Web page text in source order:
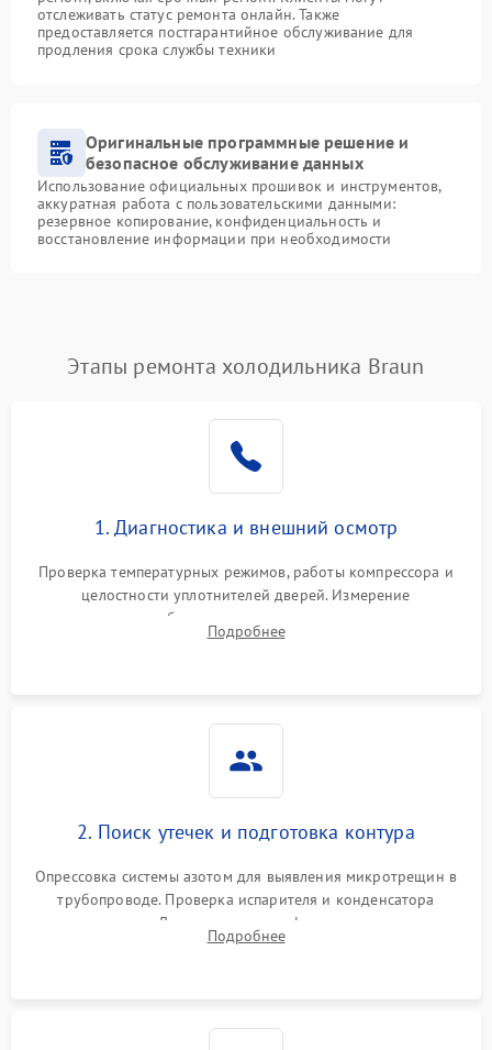
отслеживать статус ремонта онлайн. Также
предоставляется постгарантийное обслуживание для
продления срока службы техники
Оригинальные программные решение и
безопасное обслуживание данных
Использование официальных прошивок и инструментов,
аккуратная работа с пользовательскими данными:
резервное копирование, конфиденциальность и
восстановление информации при необходимости
Этапы ремонта холодильника Braun
1. Диагностика и внешний осмотр
Проверка температурных режимов, работы компрессора и
целостности уплотнителей дверей. Измерение
сопротивления обмоток мотора, проверка термостата и
считывание кодов ошибок с электронного дисплея.
Подробнее
2. Поиск утечек и подготовка контура
Опрессовка системы азотом для выявления микротрещин в
трубопроводе. Проверка испарителя и конденсатора
течеискателем. Демонтаж старого фильтра-осушителя и
продувка капиллярной трубки для устранения засоров.
Подробнее